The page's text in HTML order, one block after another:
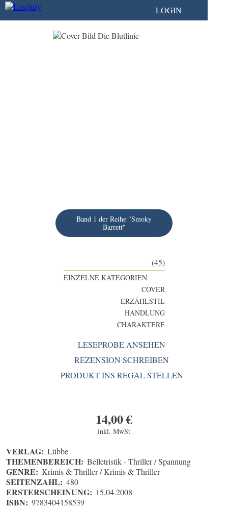
LOGIN
Band 1 der Reihe "Smoky
Barrett"
(45)
EINZELNE KATEGORIEN
COVER
ERZÄHLSTIL
HANDLUNG
CHARAKTERE
LESEPROBE ANSEHEN
REZENSION SCHREIBEN
PRODUKT INS REGAL STELLEN
14,00€
inkl. MwSt
VERLAG: Lübbe
THEMENBEREICH: Belletristik - Thriller / Spannung
GENRE: Krimis & Thriller / Krimis & Thriller
SEITENZAHL: 480
ERSTERSCHEINUNG: 15.04.2008
ISBN: 9783404158539